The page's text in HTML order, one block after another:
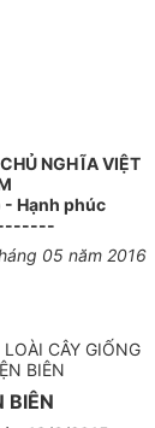
NGHĨA VIỆT
- Hạnh phúc
05 năm 2016
CÂY GIỐNG
BIÊN
BIÊN